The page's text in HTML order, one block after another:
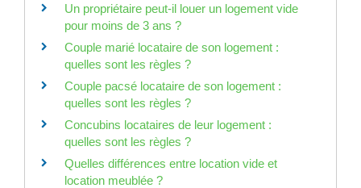
Un propriétaire peut-il louer un logement vide
pour moins de 3 ans ?
Couple marié locataire de son logement :
quelles sont les règles ?
Couple pacsé locataire de son logement :
quelles sont les règles ?
Concubins locataires de leur logement :
quelles sont les règles ?
Quelles différences entre location vide et
location meublée ?